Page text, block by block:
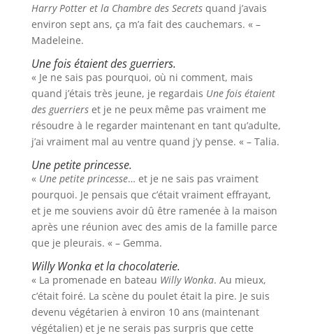
Harry Potter et la Chambre des Secretsquand j’avais
environ sept ans, ça m’a fait des cauchemars. « –
Madeleine.
Une fois étaient des guerriers.
« Je ne sais pas pourquoi, où ni comment, mais
quand j’étais très jeune, je regardais Une fois étaient
des guerrierset je ne peux même pas vraiment me
résoudre à le regarder maintenant en tant qu’adulte,
j’ai vraiment mal au ventre quand j’y pense. « – Talia.
Une petite princesse.
« Une petite princesse… et je ne sais pas vraiment
pourquoi. Je pensais que c’était vraiment effrayant,
et je me souviens avoir dû être ramenée à la maison
après une réunion avec des amis de la famille parce
que je pleurais. « – Gemma.
Willy Wonka et la chocolaterie.
« La promenade en bateau Willy Wonka. Au mieux,
c’était foiré. La scène du poulet était la pire. Je suis
devenu végétarien à environ 10 ans (maintenant
végétalien) et je ne serais pas surpris que cette